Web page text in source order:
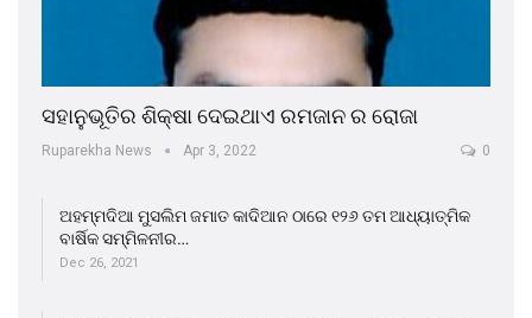
ସହାନୁଭୂତିର ଶିକ୍ଷା ଦେଇଥାଏ ରମଜାନ ର ରୋଜା
Ruparekha News Apr 3, 2022 0
ଅହମ୍ମଦିଆ ମୁସଲିମ ଜମାତ କାଦିଆନ ଠାରେ ୧୨୬ ତମ ଆଧ୍ୟାତ୍ମିକ
ବାର୍ଷିକ ସମ୍ମିଳନୀର…
Dec 26, 2021